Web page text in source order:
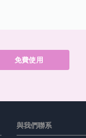
免費使用
與我們聯系